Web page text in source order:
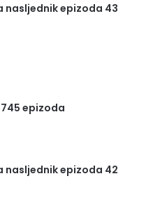
nasljednik epizoda 43
epizoda
nasljednik epizoda 42